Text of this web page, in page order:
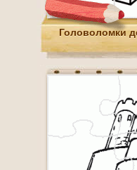
Головоломки